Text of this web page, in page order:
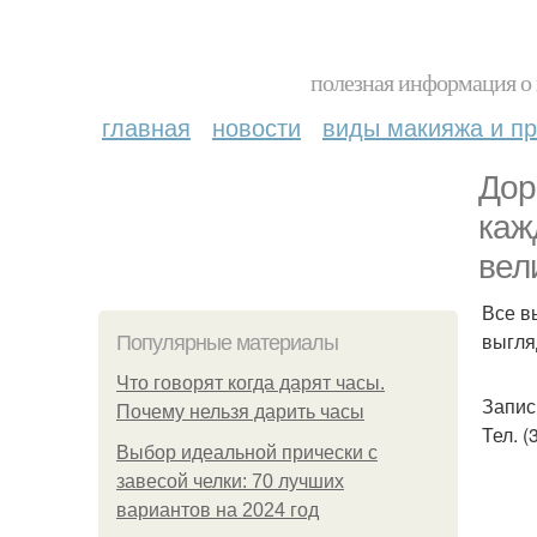
полезная информация
главная новости виды макияжа и
Популярные материалы
Что говорят когда дарят часы.
Почему нельзя дарить часы
Выбор идеальной прически с
завесой челки: 70 лучших
вариантов на 2024 год
Все
Тел.